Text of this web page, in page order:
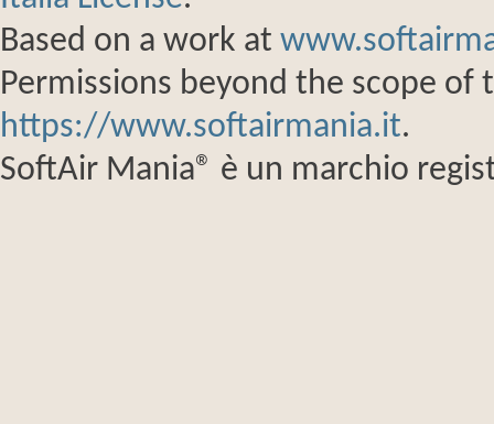
Based on a work at
Permissions beyond the scope of
https://www.softairmania.it.
SoftAir Mania® è un marchio